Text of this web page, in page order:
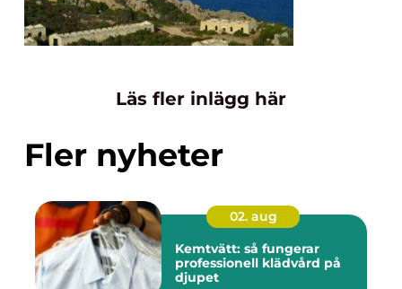
Läs fler inlägg här
Fler nyheter
02. aug
Kemtvätt: så fungerar
professionell klädvård på
djupet